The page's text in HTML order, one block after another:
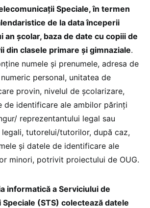
Speciale, în termen
de la data începerii
școlar, baza de date cu copiii de
din clasele primare și gimnaziale.
numele şi prenumele, adresa de
personal, unitatea de
provin, nivelul de școlarizare,
de identificare ale ambilor părinți
reprezentantului legal sau
tutorelui/tutorilor, după caz,
și datele de identificare ale
minori, potrivit proiectului de OUG.
informatică a Serviciului de
(STS) colectează datele